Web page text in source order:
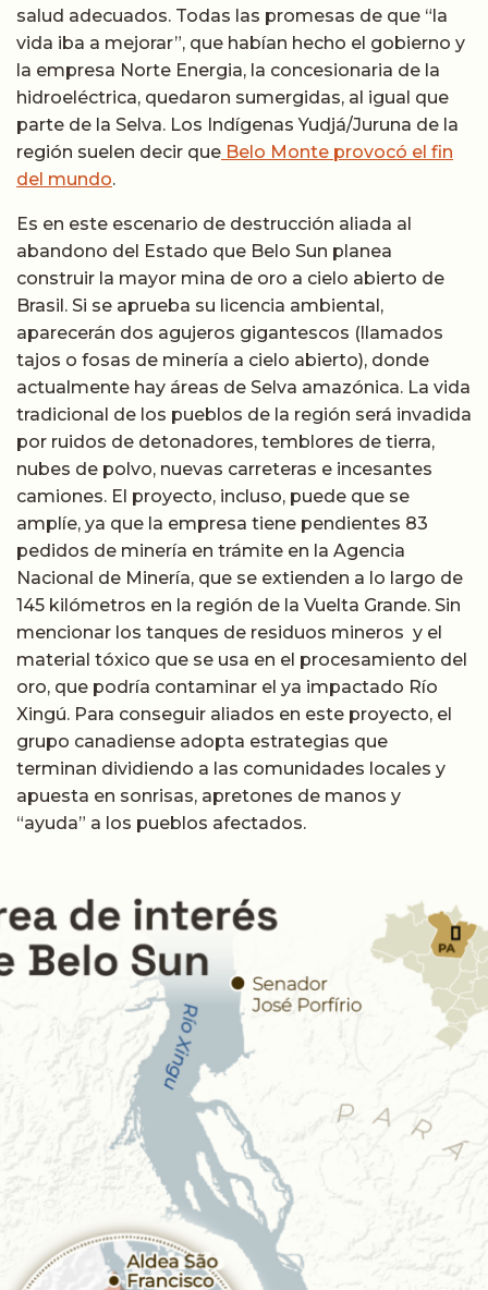
salud adecuados. Todas las promesas de que “la
vida iba a mejorar”, que habían hecho el gobierno y
la empresa Norte Energia, la concesionaria de la
hidroeléctrica, quedaron sumergidas, al igual que
parte de la Selva. Los Indígenas Yudjá/Juruna de la
región suelen decir que Belo Monte provocó el fin
del mundo.
Es en este escenario de destrucción aliada al
abandono del Estado que Belo Sun planea
construir la mayor mina de oro a cielo abierto de
Brasil. Si se aprueba su licencia ambiental,
aparecerán dos agujeros gigantescos (llamados
tajos o fosas de minería a cielo abierto), donde
actualmente hay áreas de Selva amazónica. La vida
tradicional de los pueblos de la región será invadida
por ruidos de detonadores, temblores de tierra,
nubes de polvo, nuevas carreteras e incesantes
camiones. El proyecto, incluso, puede que se
amplíe, ya que la empresa tiene pendientes 83
pedidos de minería en trámite en la Agencia
Nacional de Minería, que se extienden a lo largo de
145 kilómetros en la región de la Vuelta Grande. Sin
mencionar los tanques de residuos mineros y el
material tóxico que se usa en el procesamiento del
oro, que podría contaminar el ya impactado Río
Xingú. Para conseguir aliados en este proyecto, el
grupo canadiense adopta estrategias que
terminan dividiendo a las comunidades locales y
apuesta en sonrisas, apretones de manos y
“ayuda” a los pueblos afectados.